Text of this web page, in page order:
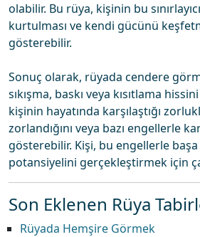
olabilir. Bu rüya, kişinin bu
kurtulması ve kendi gücünü
gösterebilir.
Sonuç olarak, rüyada cendere
sıkışma, baskı veya kısıtlama
kişinin hayatında karşılaştığı
zorlandığını veya bazı engellerle
gösterebilir. Kişi, bu engellerle başa
potansiyelini gerçekleştirmek için
Son Eklenen Rüya
Rüyada Hemşire Görmek